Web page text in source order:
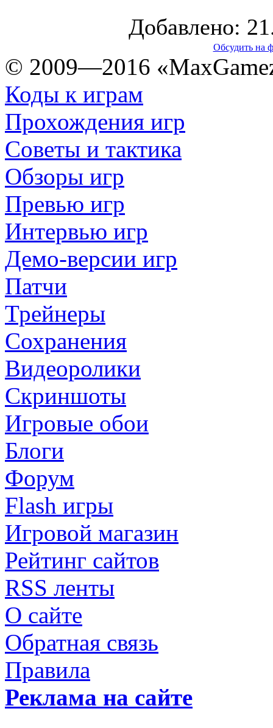
Добавлено:
Обсудить на
© 2009—2016
Коды к играм
Прохождения игр
Советы и тактика
Обзоры игр
Превью игр
Интервью игр
Демо-версии игр
Патчи
Трейнеры
Сохранения
Видеоролики
Скриншоты
Игровые обои
Блоги
Форум
Flash игры
Игровой магазин
Рейтинг сайтов
RSS ленты
О сайте
Обратная связь
Правила
Реклама на сайте